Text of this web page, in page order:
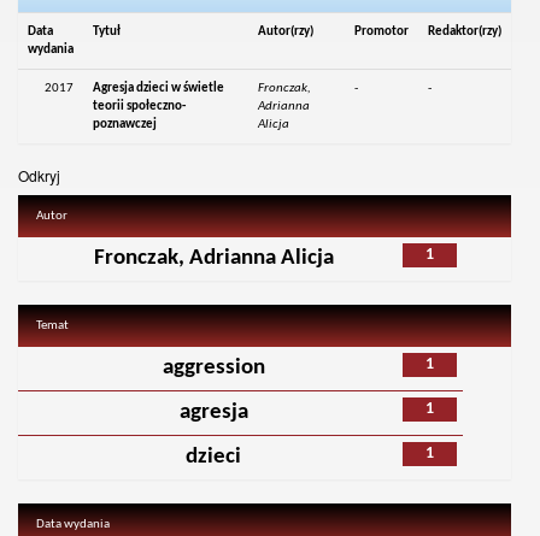
Data
wydania
Tytuł Autor(rzy) Promotor Redaktor(rzy)
2017
Agresja dzieci w świetle
teorii społeczno-
poznawczej
Fronczak,
Adrianna
Alicja
- -
Odkryj
Autor
1
Fronczak, Adrianna Alicja
Temat
1
aggression
1
agresja
1
dzieci
Data wydania